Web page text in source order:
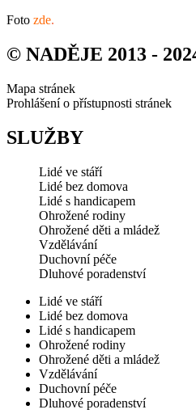
Foto zde.
© NADĚJE 2013 -
Mapa stránek
Prohlášení o přístupnosti stránek
SLUŽBY
Lidé ve stáří
Lidé bez domova
Lidé s handicapem
Ohrožené rodiny
Ohrožené děti a mládež
Vzdělávání
Duchovní péče
Dluhové poradenství
Lidé ve stáří
Lidé bez domova
Lidé s handicapem
Ohrožené rodiny
Ohrožené děti a mládež
Vzdělávání
Duchovní péče
Dluhové poradenství